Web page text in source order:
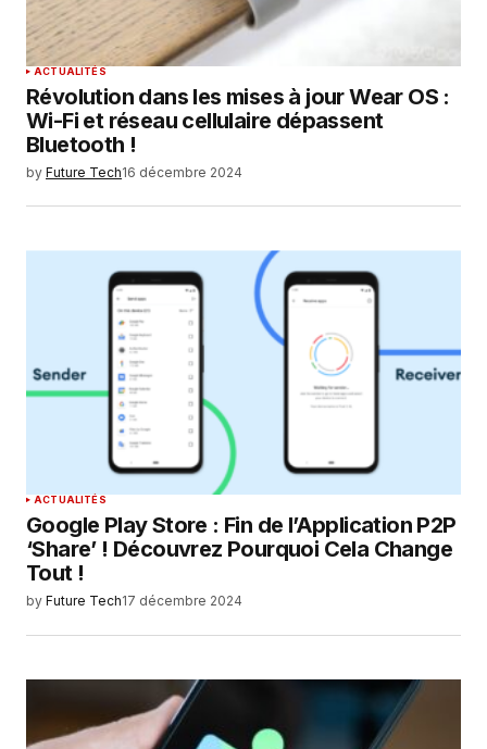
ACTUALITÉS
Révolution dans les mises à jour Wear OS :
Wi-Fi et réseau cellulaire dépassent
Bluetooth !
by Future Tech16 décembre 2024
ACTUALITÉS
Google Play Store : Fin de l’Application P2P
‘Share’ ! Découvrez Pourquoi Cela Change
Tout !
by Future Tech17 décembre 2024